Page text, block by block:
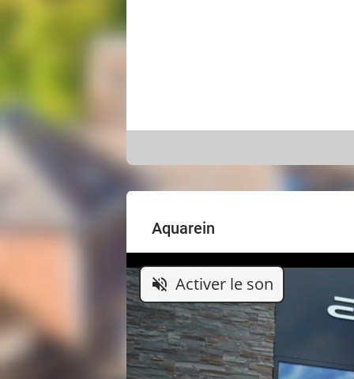
Aquarein
volume_off Activer le son